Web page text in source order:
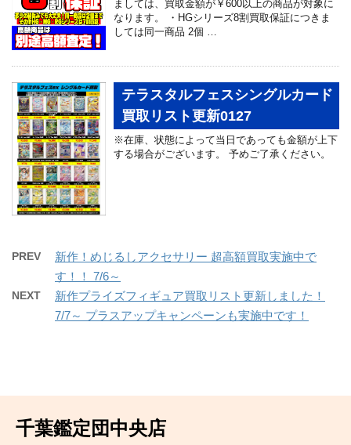
ましては、買取金額が￥600以上の商品が対象に
なります。 ・HGシリーズ8割買取保証につきま
しては同一商品 2個 …
テラスタルフェスシングルカード
買取リスト更新0127
※在庫、状態によって当日であっても金額が上下
する場合がございます。 予めご了承ください。
PREV
新作！めじるしアクセサリー 超高額買取実施中で
す！！ 7/6～
NEXT
新作プライズフィギュア買取リスト更新しました！
7/7～ プラスアップキャンペーンも実施中です！
千葉鑑定団中央店